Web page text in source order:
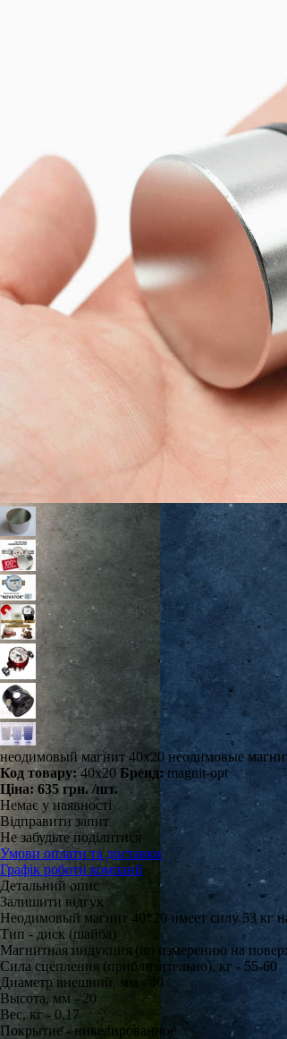
неодимовый магнит 40х20 неодимовые
Код товару:40х20 Бренд: magnit-opt
Ціна: 635 грн. /шт.
Немає у наявності
Відправити запит
Не забудьте поділитися
Умови оплати та доставки
Графік роботи компанії
Детальний опис
Залишити відгук
Неодимовый магнит 40*20 имеет силу 53 кг
Тип - диск (шайба)
Магнитная индукция (по измерению на
Сила сцепления (приблизительно), кг - 55-60
Диаметр внешний, мм - 40
Высота, мм - 20
Вес, кг - 0,17
Покрытие - никелированное